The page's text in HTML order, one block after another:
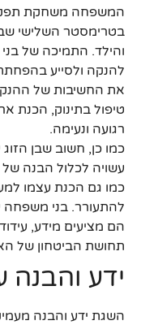
המשפחה משחקת
בטרימסטר השלישי
והילד. התמיכה של
להנקה ולסייע
את החשיבות של
טיפול בתינוק, הכנת
רגועה ונעימה.
כמו כן, חשוב שבן
עשויה לכלול הבנה
כמו גם הכנת עצמו
להתעורר. בני
הם מציעים מידע,
תחושת הביטחון של
ידע והבנה
השגת ידע והבנה